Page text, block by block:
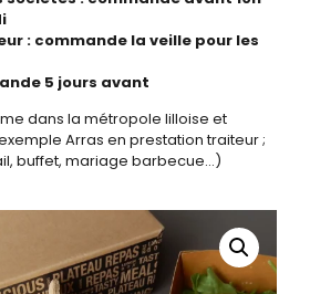
: commande la veille pour les
5 jours avant
dans la métropole lilloise et
Arras en prestation traiteur ;
buffet, mariage barbecue…)